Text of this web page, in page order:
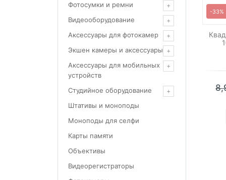
Фотосумки и ремни
Видеооборудование
Аксессуары для фотокамер
Экшен камеры и аксессуары
Аксессуары для мобильных
устройств
Студийное оборудование
Штативы и моноподы
Моноподы для селфи
Карты памяти
Объективы
Видеорегистраторы
-33%